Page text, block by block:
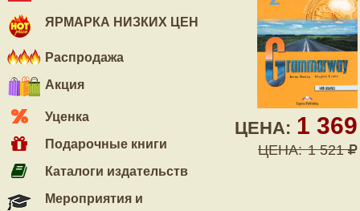
ЯРМАРКА НИЗКИХ ЦЕН
Распродажа
Акция
Уценка
Подарочные книги
Каталоги издательств
Мероприятия и
ЦЕНА: 1
ЦЕНА: 1 521